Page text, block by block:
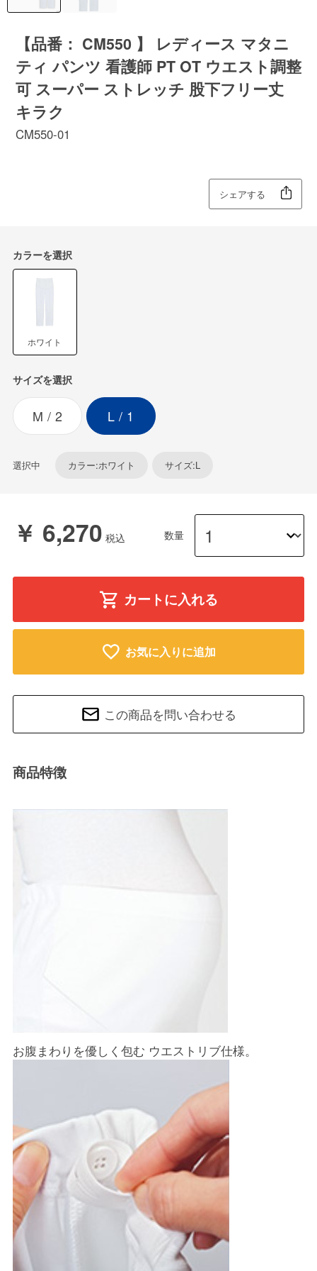
【品番： CM550 】 レディース マタニ
ティ パンツ 看護師 PT OT ウエスト調整
可 スーパー ストレッチ 股下フリー丈
キラク
CM550-01
シェアする
カラーを選択
ホワイト
サイズを選択
M 2 L 1
選択中 カラー:ホワイト サイズ:L
￥ 6,270 数量
カートに入れる
お気に入りに追加
この商品を問い合わせる
商品特徴
お腹まわりを優しく包む ウエストリブ仕様。